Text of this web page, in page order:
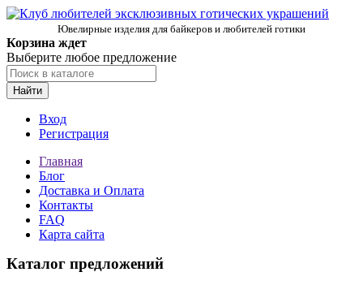
Ювелирные изделия для байкеров и любителей готики
Корзина ждет
Выберите любое предложение
Найти
Вход
Регистрация
Главная
Блог
Доставка и Оплата
Контакты
FAQ
Карта сайта
Каталог предложений